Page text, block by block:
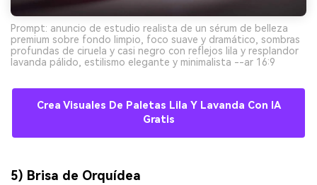
Prompt: anuncio de estudio realista de un sérum de belleza
premium sobre fondo limpio, foco suave y dramático, sombras
profundas de ciruela y casi negro con reflejos lila y resplandor
lavanda pálido, estilismo elegante y minimalista --ar 16:9
Crea Visuales De Paletas Lila Y Lavanda Con IA
Gratis
5) Brisa de Orquídea